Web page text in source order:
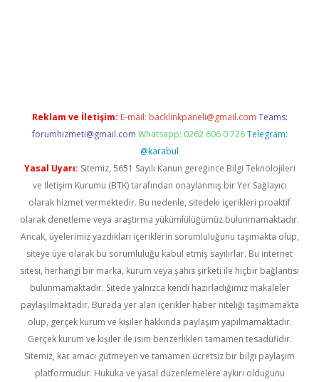
Reklam ve İletişim: E-mail: backlinkpaneli@gmail.com Teams:
forumhizmeti@gmail.com Whatsapp: 0262 606 0 726 Telegram:
@karabul
Yasal Uyarı: Sitemiz, 5651 Sayılı Kanun gereğince Bilgi Teknolojileri
ve İletişim Kurumu (BTK) tarafından onaylanmış bir Yer Sağlayıcı
olarak hizmet vermektedir. Bu nedenle, sitedeki içerikleri proaktif
olarak denetleme veya araştırma yükümlülüğümüz bulunmamaktadır.
Ancak, üyelerimiz yazdıkları içeriklerin sorumluluğunu taşımakta olup,
siteye üye olarak bu sorumluluğu kabul etmiş sayılırlar. Bu internet
sitesi, herhangi bir marka, kurum veya şahıs şirketi ile hiçbir bağlantısı
bulunmamaktadır. Sitede yalnızca kendi hazırladığımız makaleler
paylaşılmaktadır. Burada yer alan içerikler haber niteliği taşımamakta
olup, gerçek kurum ve kişiler hakkında paylaşım yapılmamaktadır.
Gerçek kurum ve kişiler ile isim benzerlikleri tamamen tesadüfidir.
Sitemiz, kar amacı gütmeyen ve tamamen ücretsiz bir bilgi paylaşım
platformudur. Hukuka ve yasal düzenlemelere aykırı olduğunu